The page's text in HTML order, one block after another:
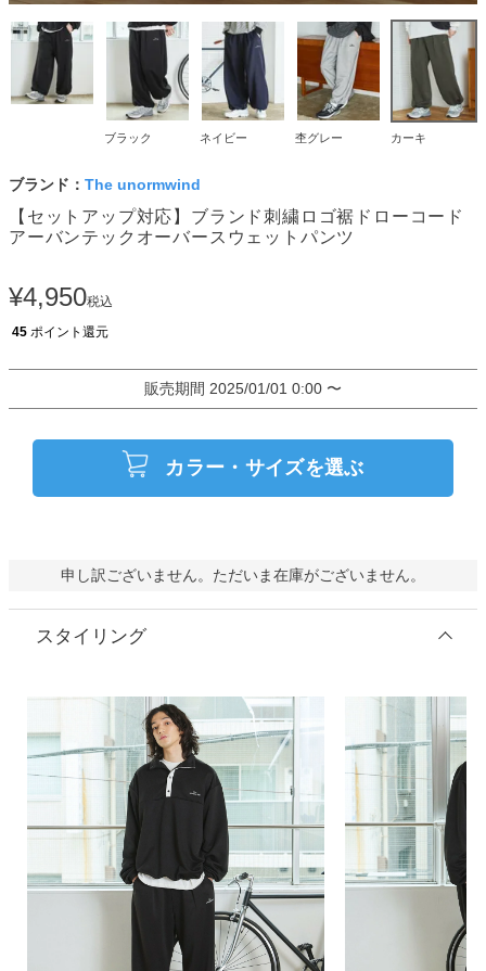
ブラック ネイビー 杢グレー カーキ
ブランド： The unormwind
【セットアップ対応】ブランド刺繍ロゴ裾ドローコード
アーバンテックオーバースウェットパンツ
¥4,950税込
45 ポイント還元
販売期間 2025/01/01 0:00 〜
カラー・サイズを選ぶ
申し訳ございません。ただいま在庫がございません。
スタイリング